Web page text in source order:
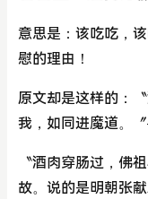
意思是：该吃吃，
慰的理由！
原文却是这样的：
我，如同进魔道。
〝酒肉穿肠过，佛
故。说的是明朝张